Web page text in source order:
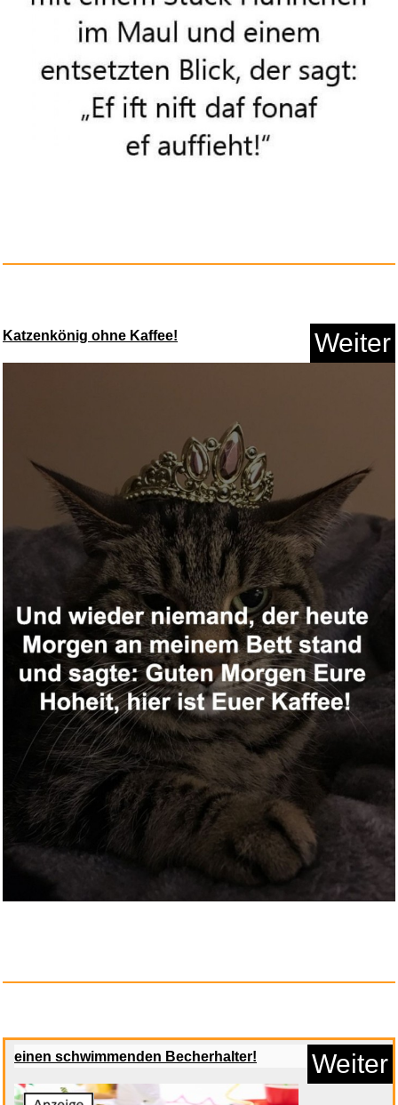
Bucky Barnes Falcon and
Winter...
Anzeige
SKROSS Reiseadapter Pro,
Wieso? Weshalb? Warum?, Band
2...
Anzeige
Katzenkönig ohne Kaffee! Weiter
einen schwimmenden Becherhalter! Weiter